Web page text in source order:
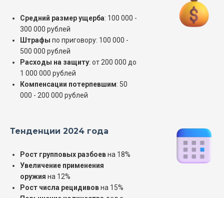
Средний размер ущерба: 100 000 -
300 000 рублей
Штрафы по приговору: 100 000 -
500 000 рублей
Расходы на защиту: от 200 000 до
1 000 000 рублей
Компенсации потерпевшим: 50
000 - 200 000 рублей
Тенденции 2024 года
Рост групповых разбоевна 18%
Увеличение применения
оружия на 12%
Рост числа рецидивовна 15%